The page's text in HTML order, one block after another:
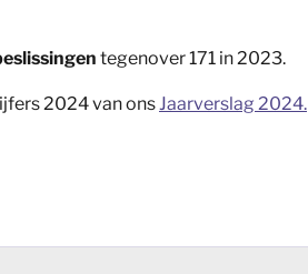
tegenover 171 in 2023.
2024 van onsJaarverslag 2024.